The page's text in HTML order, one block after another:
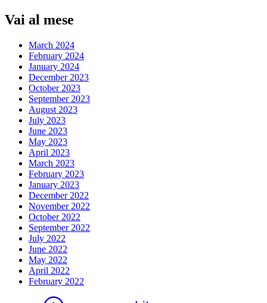
Vai al mese
March 2024
February 2024
January 2024
December 2023
October 2023
September 2023
August 2023
July 2023
June 2023
May 2023
April 2023
March 2023
February 2023
January 2023
December 2022
November 2022
October 2022
September 2022
July 2022
June 2022
May 2022
April 2022
February 2022